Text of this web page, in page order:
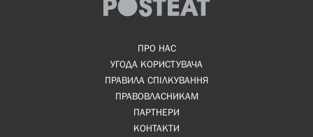
ПРО НАС
УГОДА КОРИСТУВАЧА
ПРАВИЛА СПІЛКУВАННЯ
ПРАВОВЛАСНИКАМ
ПАРТНЕРИ
КОНТАКТИ